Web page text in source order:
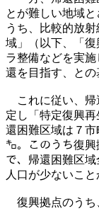
とが難しい地域
うち、比較的放
域」（以下、「
ラ整備などを実
還を目指す、との
これに従い、帰
定し「特定復興
還困難区域は７
㌔。このうち復
で、帰還困難区
人口が少ないこと
復興拠点のうち